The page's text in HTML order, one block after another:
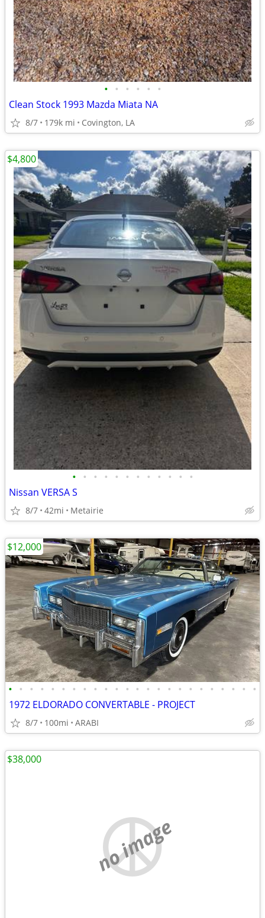
• • • • • •
Clean Stock 1993 Mazda Miata NA
8/7 179k mi Covington, LA
• • • • • • • • • • • •
Nissan VERSA S
8/7 42mi Metairie
$4,800
• • • • • • • • • • • • • • • • • • • • • • • •
1972 ELDORADO CONVERTABLE - PROJECT
8/7 100mi ARABI
$12,000
no image
$38,000